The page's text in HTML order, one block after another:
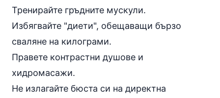
Тренирайте гръдните мускули.
Избягвайте "диети", обещаващи бързо
сваляне на килограми.
Правете контрастни душове и
хидромасажи.
Не излагайте бюста си на директна